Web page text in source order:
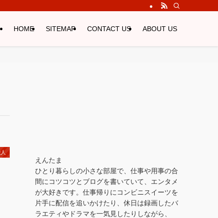
HOME SITEMAP CONTACT US ABOUT US
えんたま
ひとり暮らしの小さな部屋で、仕事や用事の合
間にコツコツとブログを書いていて、エンタメ
が大好きです。仕事帰りにコンビニスイーツを
片手に配信を追いかけたり、休日は録画したバ
ラエティやドラマを一気見したりしながら、